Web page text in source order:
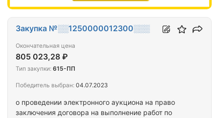
о проведении электронного аукциона на право
заключения договора на выполнение работ по
Закупка №░░1250000012300░░░
Окончательная цена
805 023,28 ₽
Тип закупки: 615-ПП
Победитель выбран: 04.07.2023